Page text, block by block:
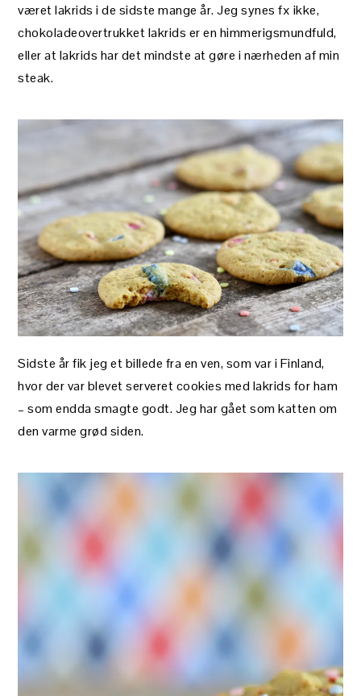
været lakrids i de sidste mange år. Jeg synes fx ikke,
chokoladeovertrukket lakrids er en himmerigsmundfuld,
eller at lakrids har det mindste at gøre i nærheden af min
steak.
Sidste år fik jeg et billede fra en ven, som var i Finland,
hvor der var blevet serveret cookies med lakrids for ham
– som endda smagte godt. Jeg har gået som katten om
den varme grød siden.